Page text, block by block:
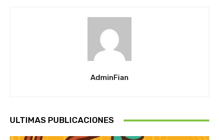
AdminFian
ULTIMAS PUBLICACIONES